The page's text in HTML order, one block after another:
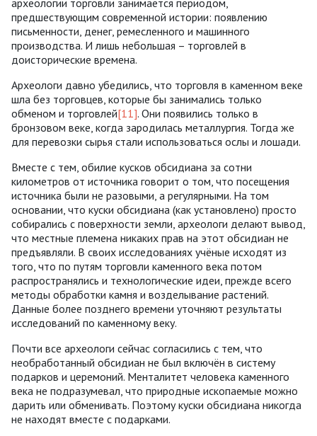
предшествующим современной истории: появлению
письменности, денег, ремесленного и машинного
производства. И лишь небольшая – торговлей в
доисторические времена.
Археологи давно убедились, что торговля в каменном веке
шла без торговцев, которые бы занимались только
обменом и торговлей[11]. Они появились только в
бронзовом веке, когда зародилась металлургия. Тогда же
для перевозки сырья стали использоваться ослы и лошади.
Вместе с тем, обилие кусков обсидиана за сотни
километров от источника говорит о том, что посещения
источника были не разовыми, а регулярными. На том
основании, что куски обсидиана (как установлено) просто
собирались с поверхности земли, археологи делают вывод,
что местные племена никаких прав на этот обсидиан не
предъявляли. В своих исследованиях учёные исходят из
того, что по путям торговли каменного века потом
распространялись и технологические идеи, прежде всего
методы обработки камня и возделывание растений.
Данные более позднего времени уточняют результаты
исследований по каменному веку.
Почти все археологи сейчас согласились с тем, что
необработанный обсидиан не был включён в систему
подарков и церемоний. Менталитет человека каменного
века не подразумевал, что природные ископаемые можно
дарить или обменивать. Поэтому куски обсидиана никогда
не находят вместе с подарками.